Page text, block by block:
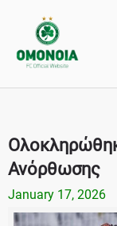
Ανόρθωσης
January 17, 2026